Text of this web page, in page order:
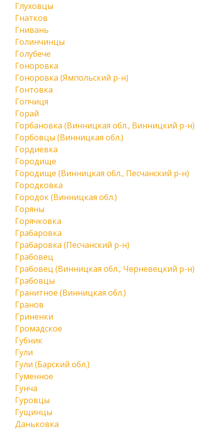
Глуховцы
Гнатков
Гнивань
Голинчинцы
Голубече
Гоноровка
Гоноровка (Ямпольский р-н)
Гонтовка
Гопчиця
Горай
Горбановка (Винницкая обл., Винницкий р-н)
Горбовцы (Винницкая обл.)
Гордиевка
Городище
Городище (Винницкая обл., Песчанский р-н)
Городковка
Городок (Винницкая обл.)
Горяны
Горячковка
Грабаровка
Грабаровка (Песчанский р-н)
Грабовец
Грабовец (Винницкая обл., Черневецкий р-н)
Грабовцы
Гранитное (Винницкая обл.)
Гранов
Гриненки
Громадское
Губник
Гули
Гули (Барский обл.)
Гуменное
Гунча
Гуровцы
Гущинцы
Даньковка